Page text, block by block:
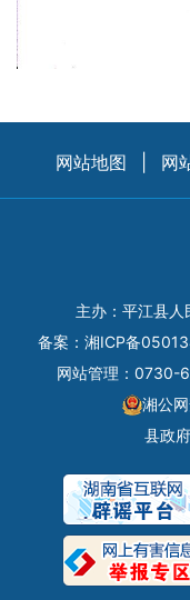
网站地图 网
主办：平江县人
备案： 湘ICP备
网站管理：0730-
湘公
县政